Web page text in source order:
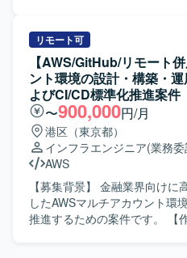
など、思考力や言語化が得意
報連相などの基本的なコミュ
方を求めています。 【ポジションの魅力】 大手金融機関の
社内システムにおけるビッグ
改善に携わることで、大規模
用スキルを高めていただけま
Redshift、Tableauなど複数の
基盤構築の経験を積むことが
ても汎用性の高い知見が得られます。 【
AWS（CloudTrail、S3、
Redshift）、Tableau、JP1、
いただきます。具体的には、
ルチアカウントの統制管理と
用を実施していただきます。
GuardDuty、Security Hub等を
査ログの集約および監視基盤
す。併せて、GitHubの
の管理・運用として、ポリシ
CI/CD環境の整備を推進してい
準のセキュリティ要件に基づ
および展開も行っていただきます。 【求める人物
業界水準のセキュリティ要件
カウント環境やGitHubを活用
リモート可
【AWS/GitHub/リモート
ント環境の設計・構築・
よびCI/CD標準化推進案件
〜900,000円/月
港区（東京都）
インフラエンジニア(業務
AWS
【募集背景】 金融業界向け
したAWSマルチアカウント環
推進するための案件です。 【作業内容】 金融業界の高いセ